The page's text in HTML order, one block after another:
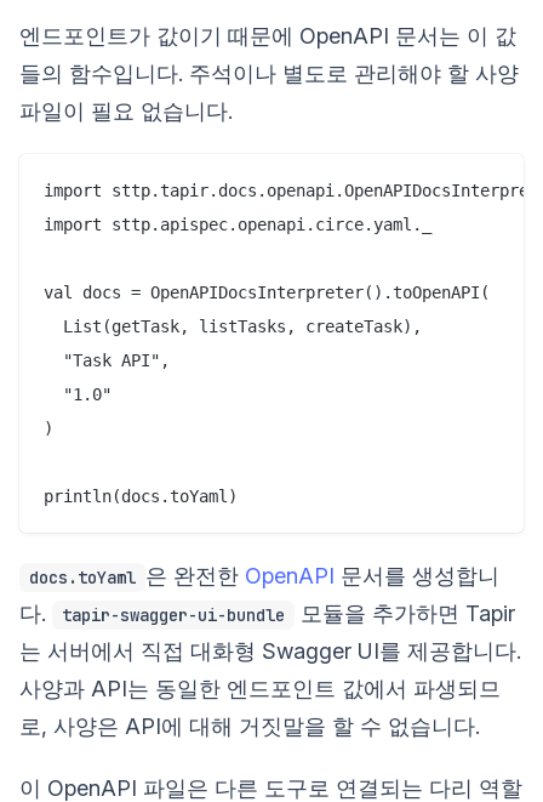
엔드포인트가 값이기 때문에 OpenAPI 문서는 이 값
들의 함수입니다. 주석이나 별도로 관리해야 할 사양
파일이 필요 없습니다.
import
import sttp.apispec.openapi.circe.yaml._
val docs = OpenAPIDocsInterpreter().toOpenAPI(
  List(getTask, listTasks, createTask),
  "Task API",
  "1.0"
)
docs.toYaml 은 완전한 OpenAPI 문서를 생성합니
다.
tapir-swagger-ui-bundle
모듈을 추가하면 Tapir
는 서버에서 직접 대화형 Swagger UI를 제공합니다.
사양과 API는 동일한 엔드포인트 값에서 파생되므
로, 사양은 API에 대해 거짓말을 할 수 없습니다.
이 OpenAPI 파일은 다른 도구로 연결되는 다리 역할